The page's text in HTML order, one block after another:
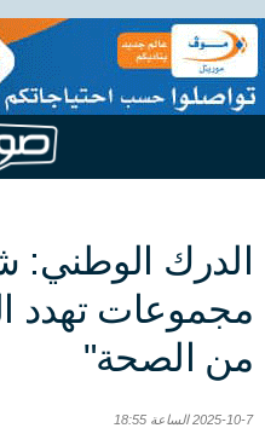
الدرك الوطني:
مجموعات تهدد
من الصحة"
2025-10-7 الساعة 18:55